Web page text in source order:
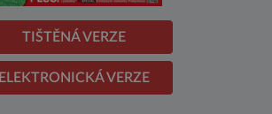
TIŠTĚNÁ VERZE
ELEKTRONICKÁ VERZE